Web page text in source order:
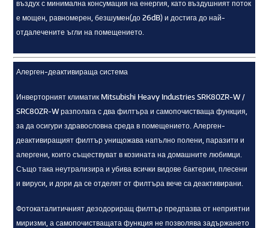
въздух с минимална консумация на енергия, като въздушният поток
е мощен, равномерен, безшумен(до 26dB) и достига до най-
отдалечените ъгли на помещението.
Алерген-деактивираща система
Инверторният климатик Mitsubishi Heavy Industries SRK80ZR-W /
SRC80ZR-W разполага с два филтъра и самопочистваща функция,
за да осигури здравословна среда в помещението. Алерген-
деактивиращият филтър унищожава напълно полени, паразити и
алергени, които съществуват в козината на домашните любимци.
Също така неутрализира и убива всички видове бактерии, плесени
и вируси, и дори да се отделят от филтъра вече са деактивирани.
Фотокаталитичният дезодориращ филтър предпазва от неприятни
миризми, а самопочистващата функция не позволява задържането